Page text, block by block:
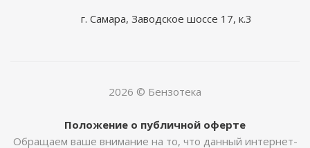
г. Самара, Заводское шоссе 17, к.3
2026 © Бензотека
Положение о публичной оферте
Обращаем ваше внимание на то, что данный интернет-